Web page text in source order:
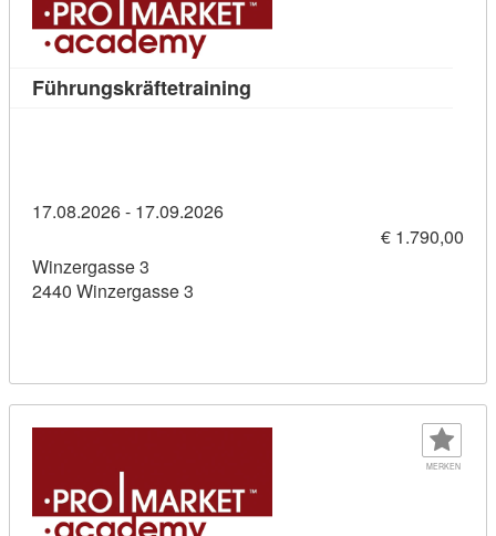
Führungskräftetraining
17.08.2026 - 17.09.2026
€ 1.790,00
Winzergasse 3
2440 Winzergasse 3
MERKEN